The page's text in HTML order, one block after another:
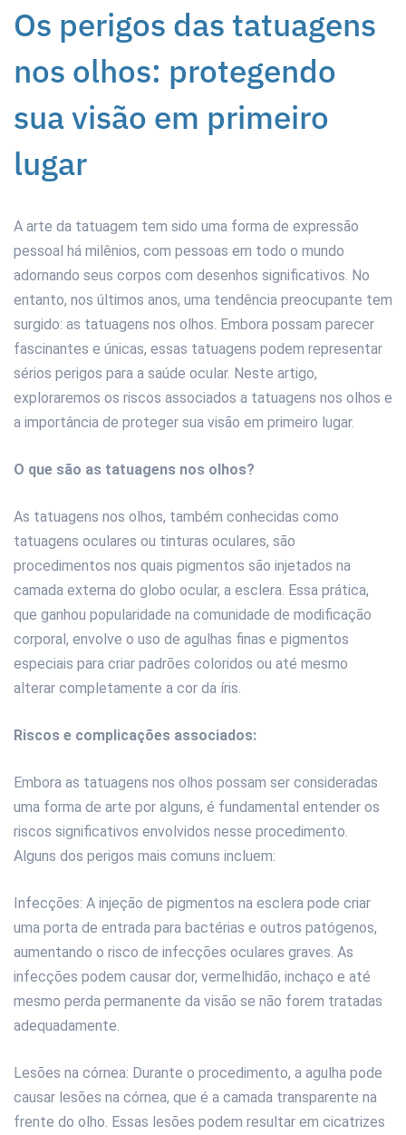
Os perigos das tatuagens
nos olhos: protegendo
sua visão em primeiro
lugar
A arte da tatuagem tem sido uma forma de expressão
pessoal há milênios, com pessoas em todo o mundo
adornando seus corpos com desenhos significativos. No
entanto, nos últimos anos, uma tendência preocupante tem
surgido: as tatuagens nos olhos. Embora possam parecer
fascinantes e únicas, essas tatuagens podem representar
sérios perigos para a saúde ocular. Neste artigo,
exploraremos os riscos associados a tatuagens nos olhos e
a importância de proteger sua visão em primeiro lugar.
O que são as tatuagens nos olhos?
As tatuagens nos olhos, também conhecidas como
tatuagens oculares ou tinturas oculares, são
procedimentos nos quais pigmentos são injetados na
camada externa do globo ocular, a esclera. Essa prática,
que ganhou popularidade na comunidade de modificação
corporal, envolve o uso de agulhas finas e pigmentos
especiais para criar padrões coloridos ou até mesmo
alterar completamente a cor da íris.
Riscos e complicações associados:
Embora as tatuagens nos olhos possam ser consideradas
uma forma de arte por alguns, é fundamental entender os
riscos significativos envolvidos nesse procedimento.
Alguns dos perigos mais comuns incluem:
Infecções: A injeção de pigmentos na esclera pode criar
uma porta de entrada para bactérias e outros patógenos,
aumentando o risco de infecções oculares graves. As
infecções podem causar dor, vermelhidão, inchaço e até
mesmo perda permanente da visão se não forem tratadas
adequadamente.
Lesões na córnea: Durante o procedimento, a agulha pode
causar lesões na córnea, que é a camada transparente na
frente do olho. Essas lesões podem resultar em cicatrizes